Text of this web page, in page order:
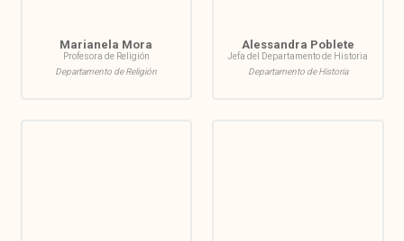
Marianela Mora
Profesora de Religión
Departamento de Religión
Alessandra Poblete
Jefa del Departamento de Historia
Departamento de Historia